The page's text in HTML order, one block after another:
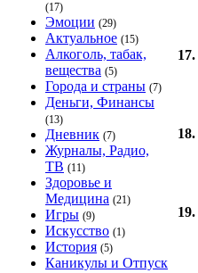
(17)
Эмоции (29)
Актуальное (15)
Алкоголь, табак,
вещества (5)
Города и страны (7)
Деньги, Финансы
(13)
Дневник (7)
Журналы, Радио,
ТВ (11)
Здоровье и
Медицина (21)
Игры (9)
Искусство (1)
История (5)
Каникулы и Отпуск
17.
18.
19.